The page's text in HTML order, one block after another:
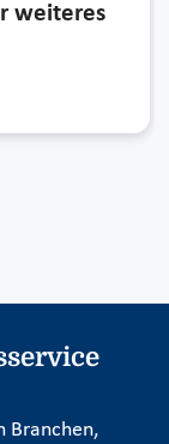
weiteres
Branchen,